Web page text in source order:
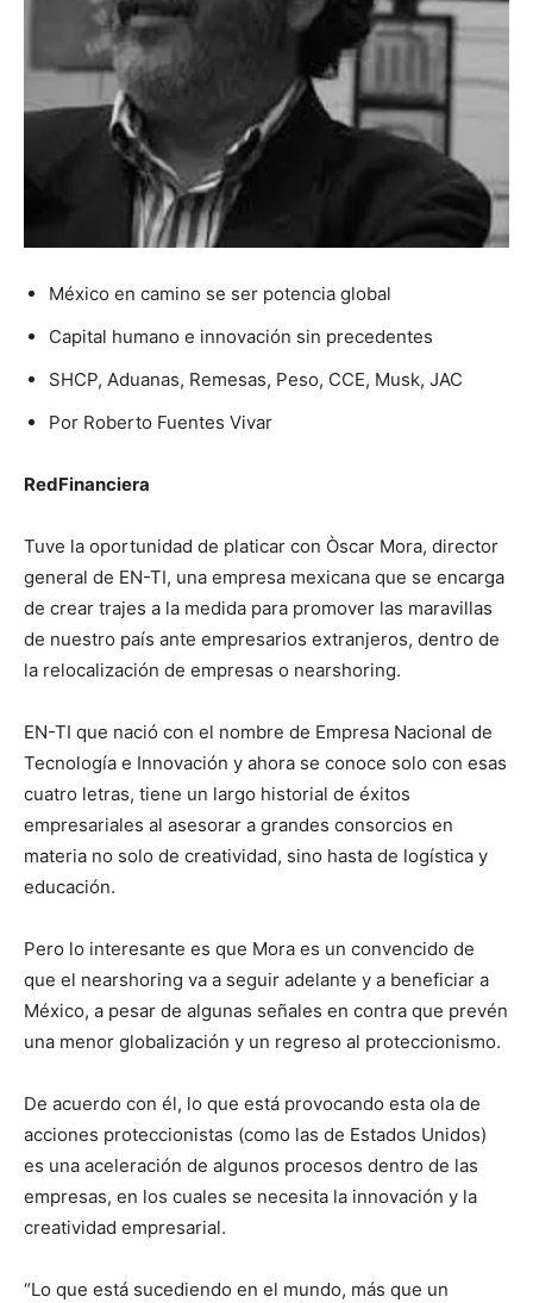
México en camino se ser potencia global
Capital humano e innovación sin precedentes
SHCP, Aduanas, Remesas, Peso, CCE, Musk, JAC
Por Roberto Fuentes Vivar
RedFinanciera
Tuve la oportunidad de platicar con Òscar Mora, director
general de EN-TI, una empresa mexicana que se encarga
de crear trajes a la medida para promover las maravillas
de nuestro país ante empresarios extranjeros, dentro de
la relocalización de empresas o nearshoring.
EN-TI que nació con el nombre de Empresa Nacional de
Tecnología e Innovación y ahora se conoce solo con esas
cuatro letras, tiene un largo historial de éxitos
empresariales al asesorar a grandes consorcios en
materia no solo de creatividad, sino hasta de logística y
educación.
Pero lo interesante es que Mora es un convencido de
que el nearshoring va a seguir adelante y a beneficiar a
México, a pesar de algunas señales en contra que prevén
una menor globalización y un regreso al proteccionismo.
De acuerdo con él, lo que está provocando esta ola de
acciones proteccionistas (como las de Estados Unidos)
es una aceleración de algunos procesos dentro de las
empresas, en los cuales se necesita la innovación y la
creatividad empresarial.
“Lo que está sucediendo en el mundo, más que un